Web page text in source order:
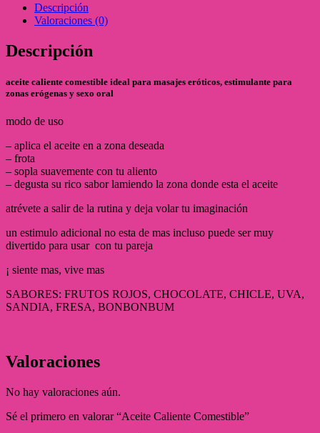
Descripción
Valoraciones (0)
Descripción
aceite caliente comestible ideal para masajes eróticos, estimulante para
zonas erógenas y sexo oral
modo de uso
– aplica el aceite en a zona deseada
– frota
– sopla suavemente con tu aliento
– degusta su rico sabor lamiendo la zona donde esta el aceite
atrévete a salir de la rutina y deja volar tu imaginación
un estimulo adicional no esta de mas incluso puede ser muy
divertido para usar con tu pareja
¡ siente mas, vive mas
SABORES: FRUTOS ROJOS, CHOCOLATE, CHICLE, UVA,
SANDIA, FRESA, BONBONBUM
Valoraciones
No hay valoraciones aún.
Sé el primero en valorar “Aceite Caliente Comestible”